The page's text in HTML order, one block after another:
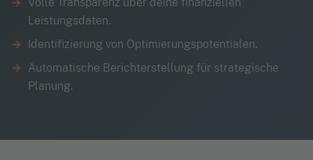
Leistungsdaten.
Identifizierung von Optimierungspotentialen.
Automatische Berichterstellung für strategische
Planung.